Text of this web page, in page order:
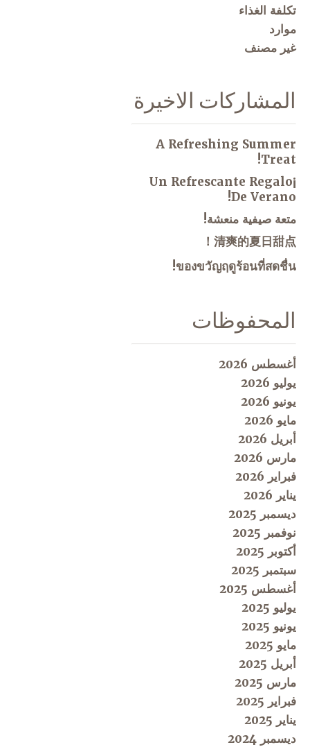
تكلفة الغذاء
موارد
غير مصنف
المشاركات الاخيرة
A Refreshing Summer
Treat!
¡Un Refrescante Regalo
De Verano!
متعة صيفية منعشة!
清爽的夏日甜点！
ของขวัญฤดูร้อนที่สดชื่น!
المحفوظات
أغسطس 2026
يوليو 2026
يونيو 2026
مايو 2026
أبريل 2026
مارس 2026
فبراير 2026
يناير 2026
ديسمبر 2025
نوفمبر 2025
أكتوبر 2025
سبتمبر 2025
أغسطس 2025
يوليو 2025
يونيو 2025
مايو 2025
أبريل 2025
مارس 2025
فبراير 2025
يناير 2025
ديسمبر 2024